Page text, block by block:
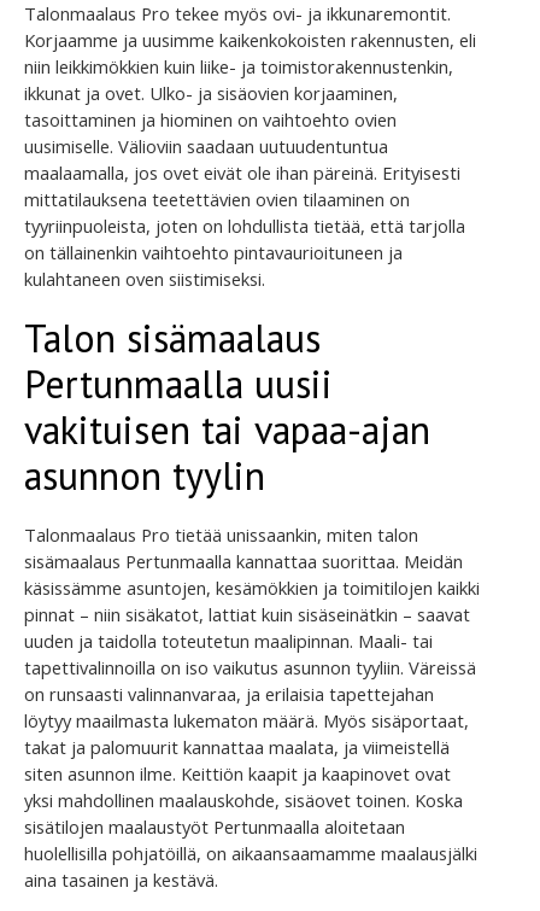
Talonmaalaus Pro tekee myös ovi- ja ikkunaremontit.
Korjaamme ja uusimme kaikenkokoisten rakennusten, eli
niin leikkimökkien kuin liike- ja toimistorakennustenkin,
ikkunat ja ovet. Ulko- ja sisäovien korjaaminen,
tasoittaminen ja hiominen on vaihtoehto ovien
uusimiselle. Välioviin saadaan uutuudentuntua
maalaamalla, jos ovet eivät ole ihan päreinä. Erityisesti
mittatilauksena teetettävien ovien tilaaminen on
tyyriinpuoleista, joten on lohdullista tietää, että tarjolla
on tällainenkin vaihtoehto pintavaurioituneen ja
kulahtaneen oven siistimiseksi.
Talon sisämaalaus
Pertunmaalla uusii
vakituisen tai vapaa-ajan
asunnon tyylin
Talonmaalaus Pro tietää unissaankin, miten talon
sisämaalaus Pertunmaalla kannattaa suorittaa. Meidän
käsissämme asuntojen, kesämökkien ja toimitilojen kaikki
pinnat – niin sisäkatot, lattiat kuin sisäseinätkin – saavat
uuden ja taidolla toteutetun maalipinnan. Maali- tai
tapettivalinnoilla on iso vaikutus asunnon tyyliin. Väreissä
on runsaasti valinnanvaraa, ja erilaisia tapettejahan
löytyy maailmasta lukematon määrä. Myös sisäportaat,
takat ja palomuurit kannattaa maalata, ja viimeistellä
siten asunnon ilme. Keittiön kaapit ja kaapinovet ovat
yksi mahdollinen maalauskohde, sisäovet toinen. Koska
sisätilojen maalaustyöt Pertunmaalla aloitetaan
huolellisilla pohjatöillä, on aikaansaamamme maalausjälki
aina tasainen ja kestävä.